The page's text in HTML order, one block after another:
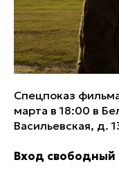
Спецпоказ
марта в 18:00 в
Васильевская, д.
Вход свободный